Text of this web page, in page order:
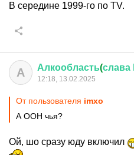
В середине 1999-го по TV.
А Алкообласть(слава
12:18, 13.02.2025
От пользователя imxo
А ООН чья?
Ой, шо сразу юду включил